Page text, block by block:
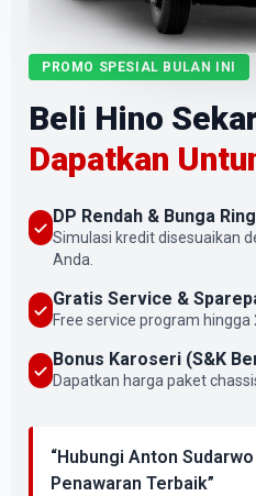
PROMO SPESIAL BULAN INI
Beli Hino
Dapatkan
DP Rendah & Bunga
Simulasi kredit disesuaikan
Anda.
Gratis Service &
Free service program hingga
Bonus Karoseri (S&K
Dapatkan harga paket
“Hubungi Anton
Penawaran Terbaik”